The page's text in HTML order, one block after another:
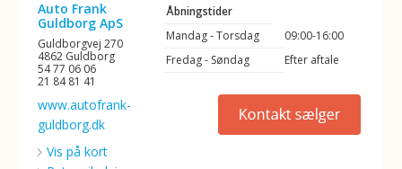
Auto Frank
Guldborg ApS
Guldborgvej 270
4862 Guldborg
54 77 06 06
21 84 81 41
www.autofrank-
guldborg.dk
Vis på kort
Åbningstider
Mandag - Torsdag
09:00-16:00
Fredag - Søndag
Efter aftale